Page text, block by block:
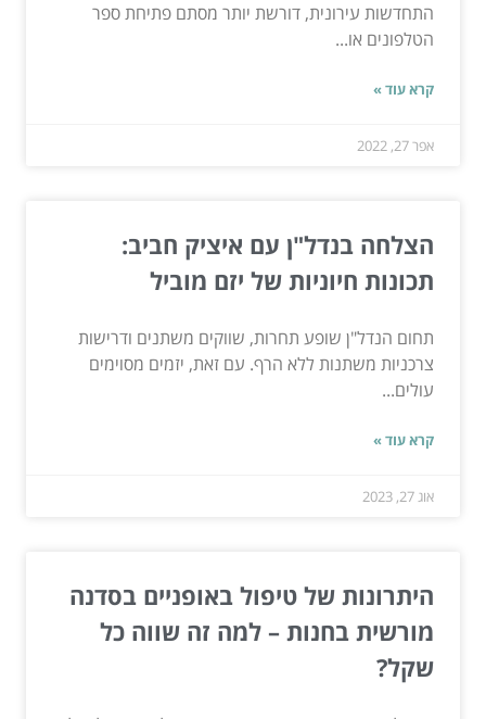
התחדשות עירונית, דורשת יותר מסתם פתיחת ספר
הטלפונים או...
קרא עוד »
אפר 27, 2022
הצלחה בנדל"ן עם איציק חביב:
תכונות חיוניות של יזם מוביל
תחום הנדל"ן שופע תחרות, שווקים משתנים ודרישות
צרכניות משתנות ללא הרף. עם זאת, יזמים מסוימים
עולים...
קרא עוד »
אוג 27, 2023
היתרונות של טיפול באופניים בסדנה
מורשית בחנות – למה זה שווה כל
שקל?